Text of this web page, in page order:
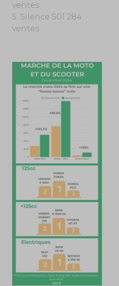
ventes
5. Silence S01 284
ventes